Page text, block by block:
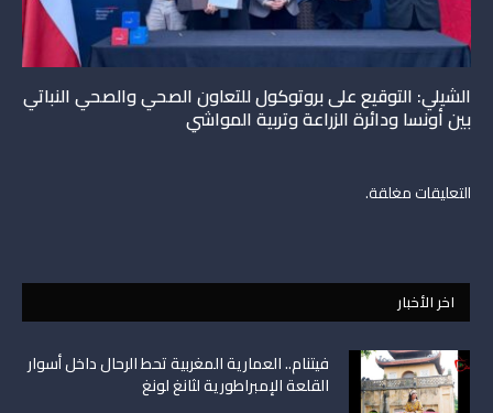
الشيلي: التوقيع على بروتوكول للتعاون الصحي والصحي النباتي
بين أونسا ودائرة الزراعة وتربية المواشي
التعليقات مغلقة.
اخر الأخبار
فيتنام.. العمارية المغربية تحط الرحال داخل أسوار
القلعة الإمبراطورية لثانغ لونغ